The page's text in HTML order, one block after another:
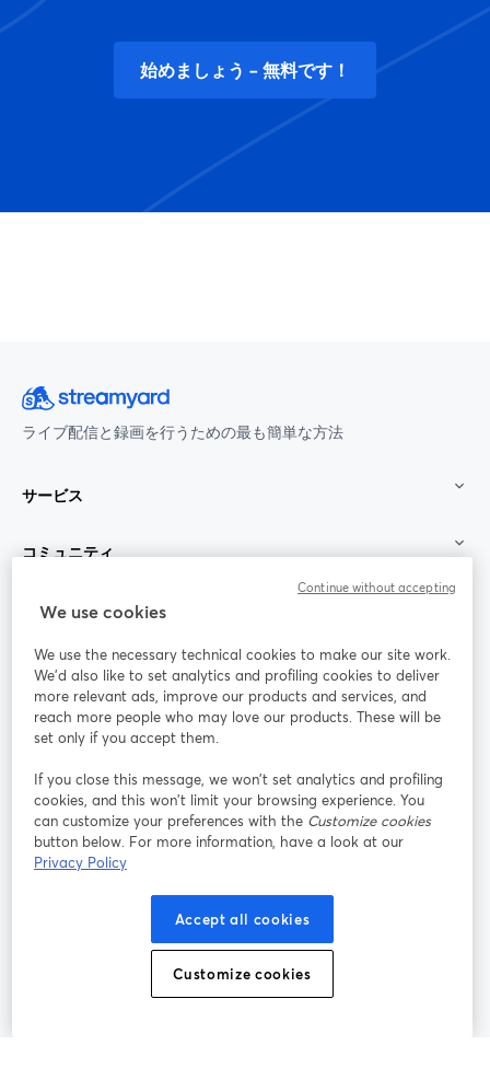
始めましょう - 無料です！
ライブ配信と録画を行うための最も簡単な方法
サービス
コミュニティ
StreamYard：
参加する
ライ
ンセ
ミナ
ー
Facebook
新しいタブで開く(Twitter)
YouTube
Instagram
新しいタブで開く
LinkedIn
新しいタブで開く
新しいタブで開く
プラットフォーム利用規約
個人情報保護方針 クッキーポリシー
We use cookies
We use the necessary technical cookies to make our site work.
We'd also like to set analytics and profiling cookies to deliver
more relevant ads, improve our products and services, and
reach more people who may love our products. These will be
set only if you accept them.
If you close this message, we won’t set analytics and profiling
cookies, and this won’t limit your browsing experience. You
can customize your preferences with the Customize cookies
button below. For more information, have a look at our
Privacy Policy
Accept all cookies
Customize cookies
Continue without accepting